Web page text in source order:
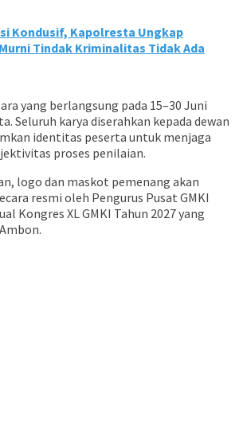
Kondusif, Kapolresta Ungkap
Tindak Kriminalitas Tidak Ada
yang berlangsung pada 15–30 Juni
Seluruh karya diserahkan kepada dewan
identitas peserta untuk menjaga
proses penilaian.
logo dan maskot pemenang akan
resmi oleh Pengurus Pusat GMKI
Kongres XL GMKI Tahun 2027 yang